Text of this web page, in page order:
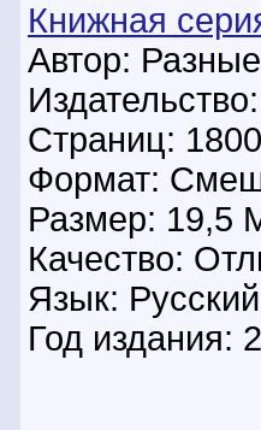
Книжная
Автор: Разные
Страниц: 1800
Формат:
Размер: 19,5
Качество:
Язык: Русский
Год издания: